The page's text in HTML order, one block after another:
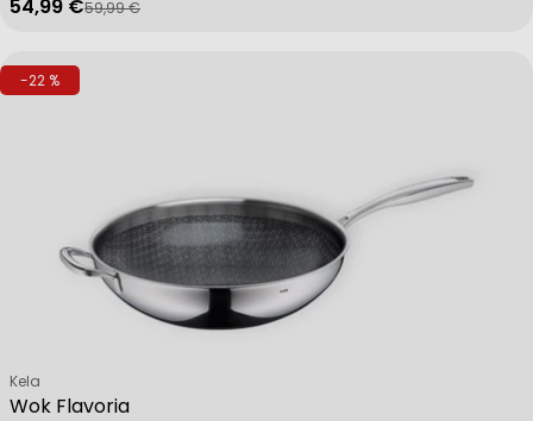
Verkaufspreis
54,99 €
Regulärer Preis
59,99 €
-22 %
Wok Flavoria
Verkäufer:
Kela